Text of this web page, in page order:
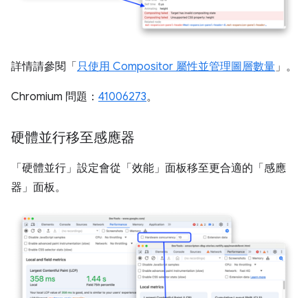
詳情請參閱「 只使用 Compositor 屬性並管理圖層數量」。
Chromium 問題： 41006273。
硬體並行移至感應器
「硬體並行」 設定會從「效能」 面板移至更合適的「感應
器」 面板。